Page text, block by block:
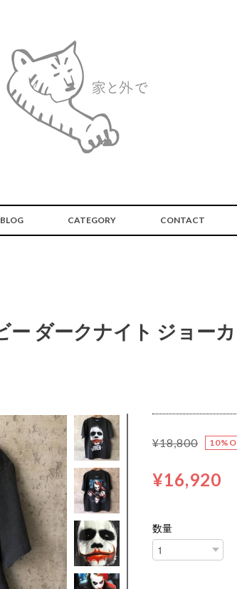
BLOG CATEGORY CONTACT
ー ダークナイト ジョー
¥18,800
¥16,920
数量